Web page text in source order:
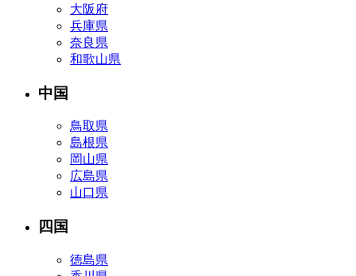
大阪府
兵庫県
奈良県
和歌山県
中国
鳥取県
島根県
岡山県
広島県
山口県
四国
徳島県